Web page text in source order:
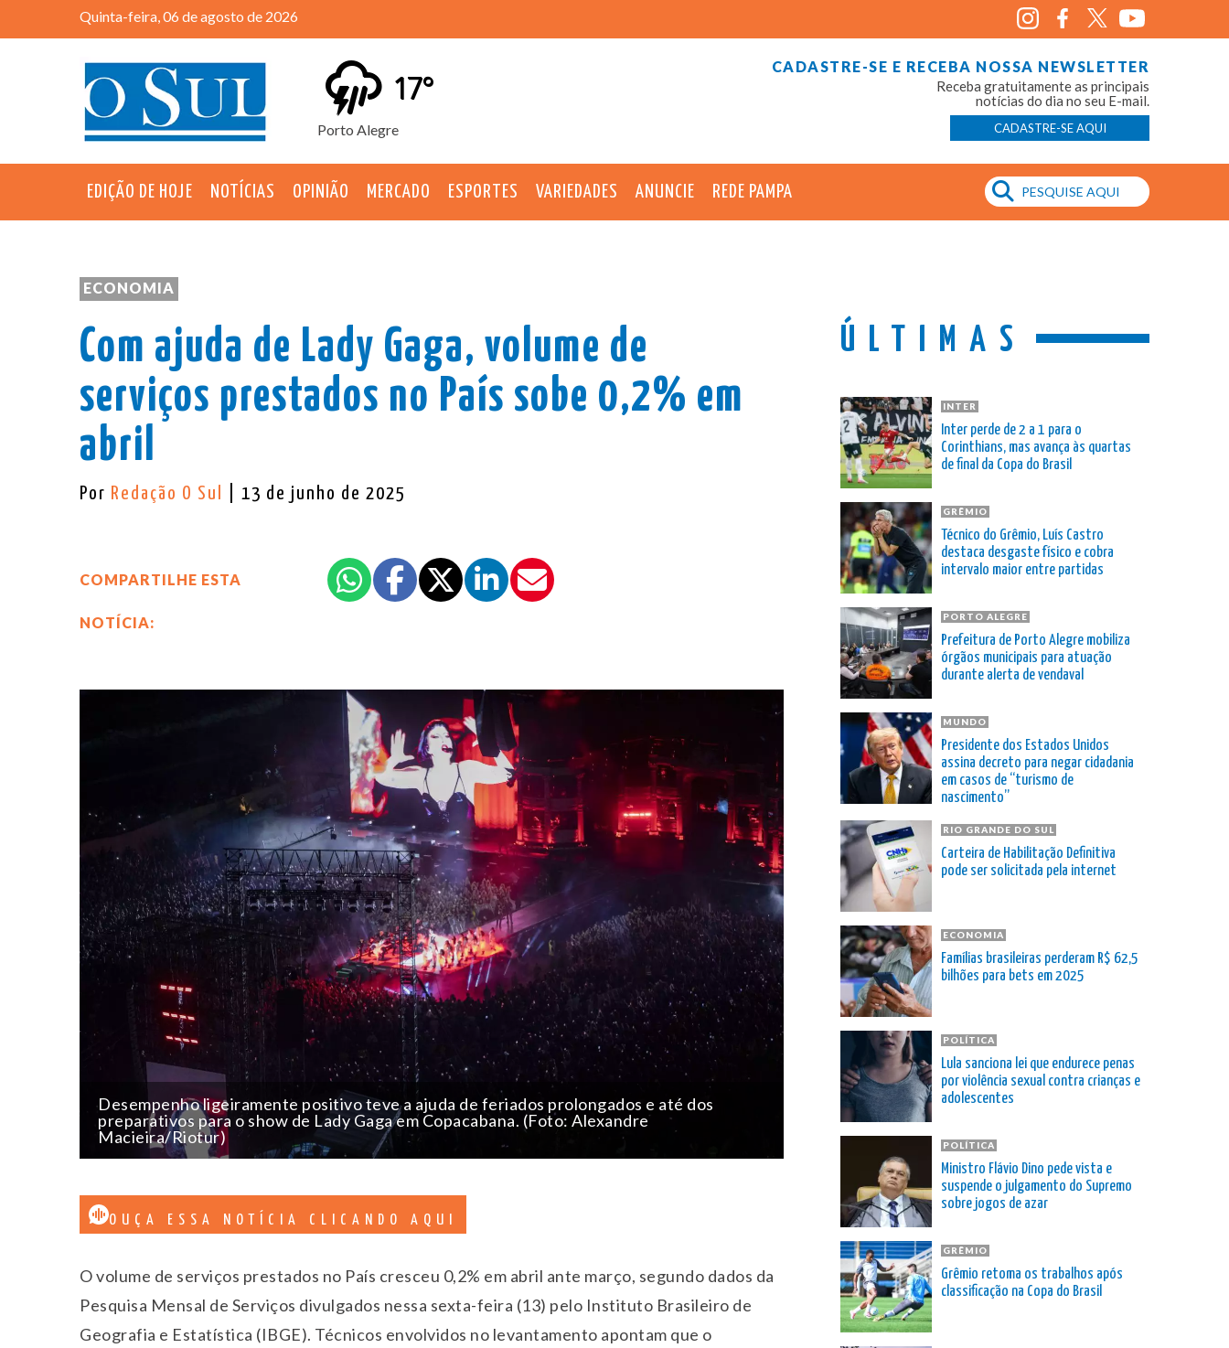
Quinta-feira, 06 de agosto de 2026
Porto Alegre
17°
CADASTRE-SE E RECEBA NOSSA NEWSLETTER
Receba gratuitamente as principais
notícias do dia no seu E-mail.
CADASTRE-SE AQUI
EDIÇÃO DE HOJE NOTÍCIAS OPINIÃO MERCADO ESPORTES VARIEDADES ANUNCIE REDE PAMPA
ECONOMIA
Com ajuda de Lady Gaga, volume de
serviços prestados no País sobe 0,2% em
abril
Por Redação O Sul | 13 de junho de 2025
COMPARTILHE ESTA
NOTÍCIA:
Desempenho ligeiramente positivo teve a ajuda de feriados prolongados e até dos
preparativos para o show de Lady Gaga em Copacabana. (Foto: Alexandre
Macieira/Riotur)
OUÇA ESSA NOTÍCIA CLICANDO AQUI
O volume de serviços prestados no País cresceu 0,2% em abril ante março, segundo dados da
Pesquisa Mensal de Serviços divulgados nessa sexta-feira (13) pelo Instituto Brasileiro de
Geografia e Estatística (IBGE). Técnicos envolvidos no levantamento apontam que o
ÚLTIMAS
INTER
Inter perde de 2 a 1 para o
Corinthians, mas avança às quartas
de final da Copa do Brasil
GRÊMIO
Técnico do Grêmio, Luís Castro
destaca desgaste físico e cobra
intervalo maior entre partidas
PORTO ALEGRE
Prefeitura de Porto Alegre mobiliza
órgãos municipais para atuação
durante alerta de vendaval
MUNDO
Presidente dos Estados Unidos
assina decreto para negar cidadania
em casos de “turismo de
nascimento”
RIO GRANDE DO SUL
Carteira de Habilitação Definitiva
pode ser solicitada pela internet
ECONOMIA
Famílias brasileiras perderam R$ 62,5
bilhões para bets em 2025
POLÍTICA
Lula sanciona lei que endurece penas
por violência sexual contra crianças e
adolescentes
POLÍTICA
Ministro Flávio Dino pede vista e
suspende o julgamento do Supremo
sobre jogos de azar
GRÊMIO
Grêmio retoma os trabalhos após
classificação na Copa do Brasil